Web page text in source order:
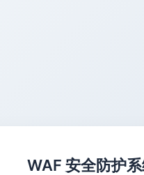
WAF 安全防护